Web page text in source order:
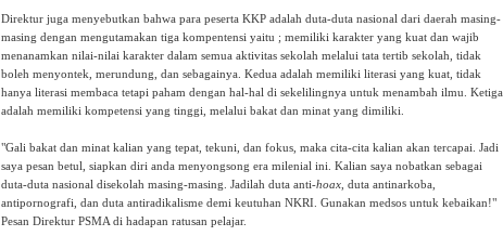
Direktur juga menyebutkan bahwa para peserta KKP adalah duta-duta nasional dari daerah masing-
masing dengan mengutamakan tiga kompentensi yaitu ; memiliki karakter yang kuat dan wajib
menanamkan nilai-nilai karakter dalam semua aktivitas sekolah melalui tata tertib sekolah, tidak
boleh menyontek, merundung, dan sebagainya. Kedua adalah memiliki literasi yang kuat, tidak
hanya literasi membaca tetapi paham dengan hal-hal di sekelilingnya untuk menambah ilmu. Ketiga
adalah memiliki kompetensi yang tinggi, melalui bakat dan minat yang dimiliki.
"Gali bakat dan minat kalian yang tepat, tekuni, dan fokus, maka cita-cita kalian akan tercapai. Jadi
saya pesan betul, siapkan diri anda menyongsong era milenial ini. Kalian saya nobatkan sebagai
duta-duta nasional disekolah masing-masing. Jadilah duta anti-hoax , duta antinarkoba,
antipornografi, dan duta antiradikalisme demi keutuhan NKRI. Gunakan medsos untuk kebaikan!"
Pesan Direktur PSMA di hadapan ratusan pelajar.